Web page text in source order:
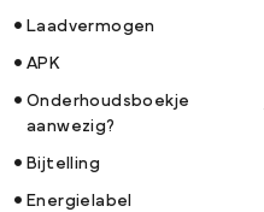
Laadvermogen
APK
Onderhoudsboekje
aanwezig?
Bijtelling
Energielabel